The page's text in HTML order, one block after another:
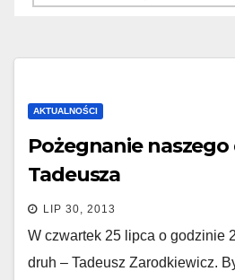
AKTUALNOŚCI
Pożegnanie
Tadeusza
LIP 30, 2013
W czwartek 25 lipca o godzinie
druh – Tadeusz Zarodkiewicz.